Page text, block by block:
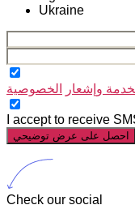
Ukraine
وإشعار الخصوصية
I accept to receive
احصل على عرض توضيحي
Check our social